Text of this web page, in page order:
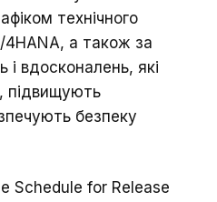
технічного
4HANA, а також за
вдосконалень, які
підвищують
безпеку
Schedule for Release
ваше
надіслано.